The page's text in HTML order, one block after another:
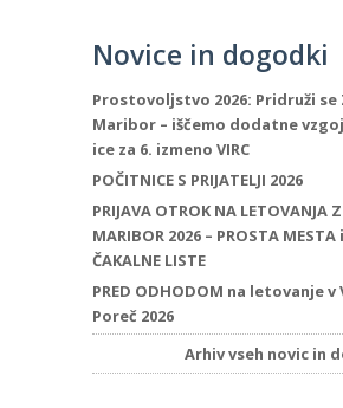
Novice in dogodki
Prostovoljstvo 2026: Pridruži se
Maribor – iščemo dodatne
ice za 6. izmeno VIRC
POČITNICE S PRIJATELJI 2026
PRIJAVA OTROK NA LETOVANJA
MARIBOR 2026 – PROSTA MESTA
ČAKALNE LISTE
PRED ODHODOM na letovanje v
Poreč 2026
Arhiv vseh novic in